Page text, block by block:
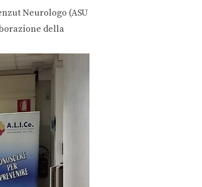
Neurologo (ASU
della